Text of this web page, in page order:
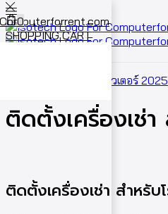
0
SHOPPING CART
ผลงานเช่าคอมพิวเตอร์ 2025
ติดตั้งเครื่องเช่า
ติดตั้งเครื่องเช่า สำหรับ